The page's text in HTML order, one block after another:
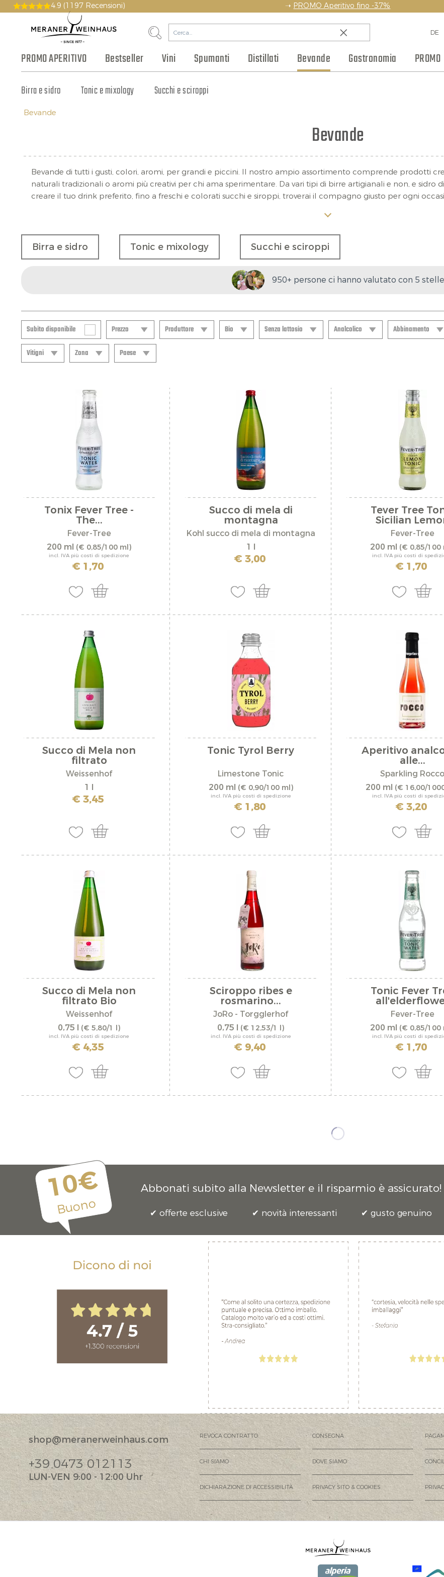
4.9 (1197 Recensioni) ➝ PROMO Aperitivo fino -37%
DE
PROMO APERITIVO Bestseller Vini Spumanti Distillati Bevande Gastronomia PROMO
Tipi Vitigni rossi Vitigni bianchi Promo Box
Prosecco Franciacorta Trento DOC Alto Adige
Gin & Vodka Grappa e acquavite Distillati di frutta
Birra e sidro Tonic e mixology Succhi e sciroppi
Carne e affettati Formaggio Olio d'oliva e aceto balsamico
Storia Filosofia Enoteca Ingrosso Team
Bevande
Bevande
Bevande di tutti i gusti, colori, aromi, per grandi e piccini. Il nostro ampio assortimento comprende prodotti
naturali tradizionali o aromi più creativi per chi ama sperimentare. Da vari tipi di birre artigianali e non, e sidro
creare il tuo drink preferito, fino a freschi e colorati succhi e siroppi, troverai il compagno giusto per ogni
Birra e sidro Tonic e mixology Succhi e sciroppi
950+ persone ci hanno valutato con 5 stelle
Subito disponibile Prezzo Produttore
Alpe Pragas
Batzenbräu Birra
Beerenhof Alber
Bella Drink
Biosüdtirol
Birreria Hubenbauer
Destillate Purnamh
Distilleria Walcher
Eva Succhi di mela
Fasslerhof
Fever-Tree
Floribunda
Freedl
gustAhr Birra
JoRo - Torgglerhof
Kohl succo di mela di montagna
Leitnerhof
Limestone Tonic
Luggin Kandlwaalhof
Manufaktur Seibstock
Maso Partschillerhof
Monin
Pur Südtirol
Pustertaler Freiheit
Riemerhof
Roner Distilleria
S'Pom
Santerhof
Schmiedhof
Sparkling Rocco
Velier Spa
Weissenhof
Vitigni
Bio Senza lattosio
Paese
Zona
Alto Adige
Bassa Atesina
Bolzano
Burgraviato
Francia
Gran Bretagna
Liguria
Merano e d'intorni
Oltradige
Val d'Adige
Valle Isarco
Val Pusteria
Val Venosta
Veneto
Abbinamento
arrosto
Barbecue
carne bianca
chili e curry
dolci
formaggio di
formaggio
formaggio
formaggio
frutti di mare
Merenda
pasta
pesce
piatti asiatici
piatti di pasta
pizza
primi leggeri
risotto
spezzatino
vegetarische
verdura
Analcolico
Tonix Fever Tree -
The...
Fever-Tree
200 ml (€ 0,85/100 ml)
incl. IVA più costi di spedizione
€ 1,70
Succo di mela di
montagna
Kohl succo di mela di montagna
1 l
€ 3,00
Tever Tree
Sicilian
Fever-Tree
200 ml (€ 0,85/100
incl. IVA più costi di
€ 1,70
Succo di Mela non
filtrato
Weissenhof
1 l
€ 3,45
Tonic Tyrol Berry
Limestone Tonic
200 ml (€ 0,90/100 ml)
incl. IVA più costi di spedizione
€ 1,80
Aperitivo
alle...
Sparkling Rocco
200 ml (€ 16,00/
incl. IVA più costi di
€ 3,20
Succo di Mela non
filtrato Bio
Weissenhof
0,75 l (€ 5,80/1 l)
incl. IVA più costi di spedizione
€ 4,35
Sciroppo ribes e
rosmarino...
JoRo - Torgglerhof
0,75 l (€ 12,53/1 l)
incl. IVA più costi di spedizione
€ 9,40
Tonic Fever
Fever-Tree
200 ml (€ 0,85/100
incl. IVA più costi di
€ 1,70
10€
Buono
Abbonati subito alla Newsletter e il risparmio è assicurato!
offerte esclusive novità interessanti gusto genuino
shop@meranerweinhaus.com
+39 0473 012113
LUN-VEN 9:00 - 12:00 Uhr
REVOCA CONTRATTO CONSEGNA
CHI SIAMO DOVE SIAMO
DICHIARAZIONE DI ACCESSIBILITÀ PRIVACY SITO & COOKIES